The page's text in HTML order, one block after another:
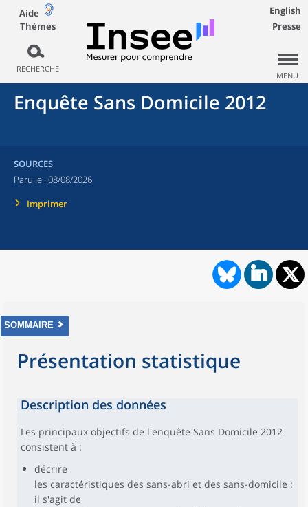
Aide
Thèmes
RECHERCHE
English
Presse
MENU
Enquête Sans Domicile 2012
SOURCES
Paru le : 08/08/2026
Imprimer
SOMMAIRE
Présentation statistique
Description des données
Les principaux objectifs de l'enquête Sans Domicile 2012
consistent à :
décrire
les caractéristiques des sans-abri et des sans-domicile :
il s'agit de